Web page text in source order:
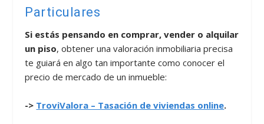
Particulares
Si estás pensando en comprar, vender o alquilar
un piso, obtener una valoración inmobiliaria precisa
te guiará en algo tan importante como conocer el
precio de mercado de un inmueble:
-> TroviValora – Tasación de viviendas online.